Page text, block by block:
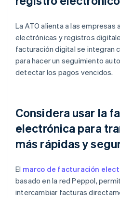
La ATO alienta a las empresas
electrónicas y registros
facturación digital se integran
para hacer un seguimiento
detectar los pagos vencidos.
Considera usar la
electrónica para
más rápidas y
El marco de facturación
basado en la red Peppol,
intercambiar facturas